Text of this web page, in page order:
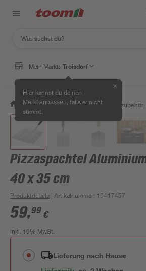
Mein Markt: Troisdorf
Hier kannst du deinen
Markt anpassen , falls er nicht
stimmt.
✕
/ Garten & Freizeit / Grills & Grillzubehör
Pizzaspachtel
40 x 35 cm
Produktdetails | Artikelnummer: 10417457
59,99 €
inkl. 19% MwSt.
Lieferung nach Hause